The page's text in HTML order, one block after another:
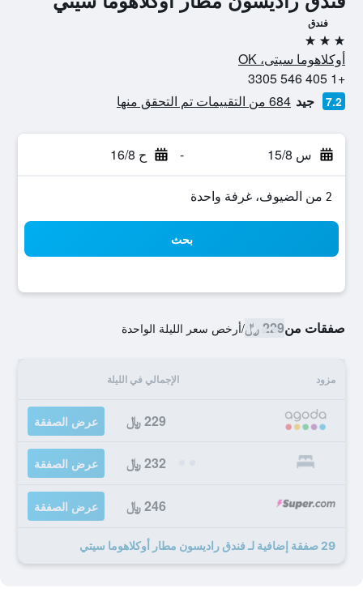
فندق
3 نجوم
أوكلاهوما سيتى، OK
+1 405 546 3305
7.2 جيد 684 من التقييمات تم التحقق منها
س 15/8 - ح 16/8
2 من الضيوف، غرفة واحدة
بحث
صفقات من229 ﷼ /أرخص سعر الليلة الواحدة
مزود الإجمالي في الليلة
229 ﷼ عرض الصفقة
232 ﷼ عرض الصفقة
246 ﷼ عرض الصفقة
29 صفقة إضافية لـ فندق راديسون مطار أوكلاهوما سيتي